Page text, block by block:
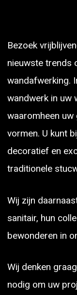
Bezoek
nieuwste trends
wandafwerking.
wandwerk in uw
waaromheen uw
vormen. U kunt
decoratief en
traditionele
Wij zijn
sanitair, hun
bewonderen in
Wij denken
nodig om uw